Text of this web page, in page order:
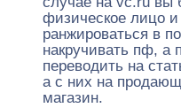
физическое лицо
ранжироваться в
накручивать пф, а
переводить на
а с них на
магазин.